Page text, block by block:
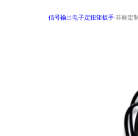
信号输出电子定扭矩扳手 非标定